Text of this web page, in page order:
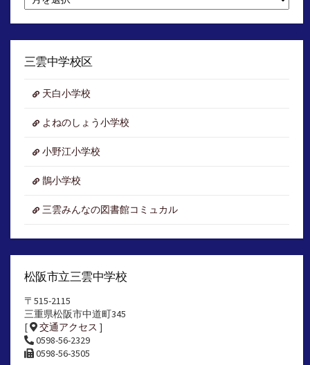
別
ア
イ
三雲中学校区
天白小学校
よねのしょう小学校
小野江小学校
鵲小学校
三雲みんなの図書館コミュカル
松阪市立三雲中学校
〒515-2115
三重県松阪市中道町345
[
交通アクセス ]
0598-56-2329
0598-56-3505